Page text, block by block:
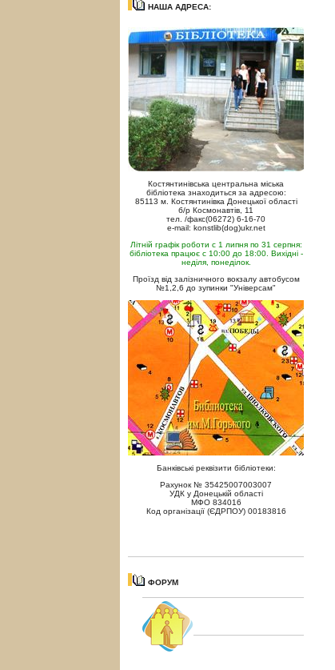
НАША АДРЕСА:
Костянтинівська центральна міська
бібліотека знаходиться за адресою:
85113 м. Костянтинівка Донецької області
б/р Космонавтів, 11
тел. /факс(06272) 6-16-70
e-mail: konstlib(dog)ukr.net
Літній графік роботи с 1 липня по 31 серпня:
бібліотека працює с 10:00 до 18:00. Вихідні -
неділя, понеділок.
Проїзд від залізничного вокзалу автобусом
№1,2,6 до зупинки "Універсам"
Банківські реквізити бібліотеки:
Рахунок № 35425007003007
УДК у Донецькій області
МФО 834016
Код організації (ЄДРПОУ) 00183816
ФОРУМ